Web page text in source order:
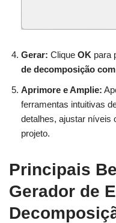
Gerar: Clique OK para
de decomposição
Aprimore e Amplie:
ferramentas intuitivas
detalhes, ajustar níveis
projeto.
Principais
Gerador de